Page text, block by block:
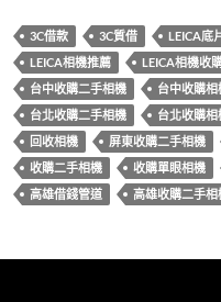
b
o
o
k
er es
t
bl
r
3C借款 3C質借 LEICA底
LEICA相機推薦
LEICA相機收
台中收購二手相機
台中收購相
台北收購二手相機
台北收購相
回收相機
屏東收購二手相機
收購二手相機
收購單眼相機
高雄借錢管道
高雄收購二手相